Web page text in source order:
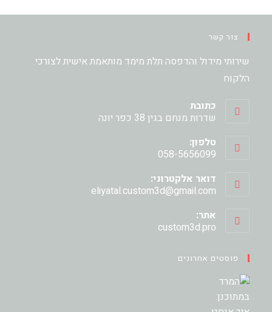
צור קשר
שירותי מידול והדפסה תלת מימד מותאמת אישית לצורכי
הלקוח
כתובת
שדרות מנחם בגין 38 כפר יונה
טלפון:
058-5656099
דואר אלקטרוני:
eliyatal.custom3d@gmail.com
אתר:
custom3d.pro
פוסטים אחרונים